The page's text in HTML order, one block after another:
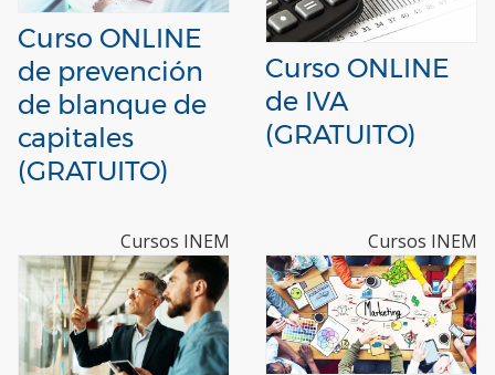
Curso ONLINE
de prevención
de blanque de
capitales
(GRATUITO)
Curso ONLINE
de IVA
(GRATUITO)
Cursos INEM Cursos INEM